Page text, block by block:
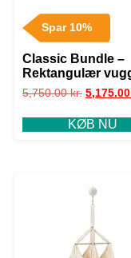
Spar 10%
Classic Bundle –
Rektangulær
med motor og
Moonboon
5,750.00kr. 5,175.00
KØB NU